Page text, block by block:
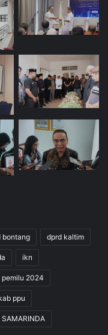
bontang dprd kaltim
ikn
pemilu 2024
ppu
SAMARINDA